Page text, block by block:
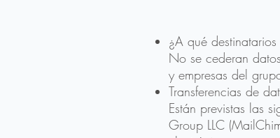
¿A qué
No se cederan
y empresas del
Transferencias de
Están previstas las
Group LLC